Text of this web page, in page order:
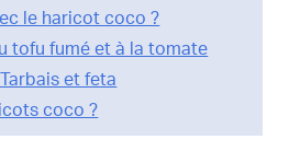
le haricot coco ?
tofu fumé et à la tomate
et feta
coco ?